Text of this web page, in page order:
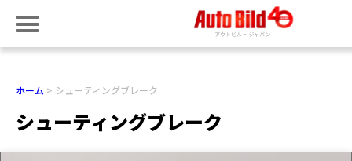
ホーム シューティングブレーク
シューティングブレーク